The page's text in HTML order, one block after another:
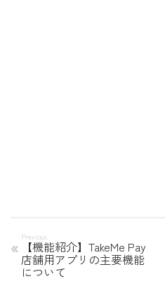
【機能紹介】TakeMe Pay
店舗用アプリの主要機能
について